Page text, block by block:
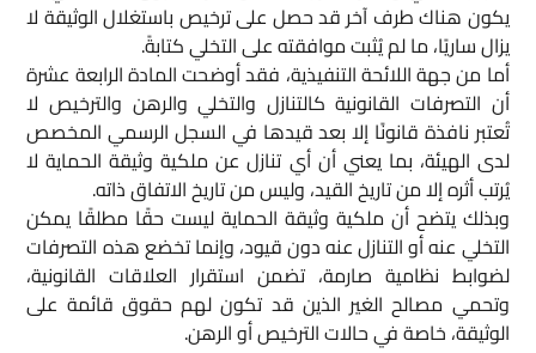
يكون هناك طرف آخر قد حصل على ترخيص باستغلال الوثيقة لا
يزال ساريًا، ما لم يُثبت موافقته على التخلي كتابةً.
أما من جهة اللائحة التنفيذية، فقد أوضحت المادة الرابعة عشرة
أن التصرفات القانونية كالتنازل والتخلي والرهن والترخيص لا
تُعتبر نافذة قانونًا إلا بعد قيدها في السجل الرسمي المخصص
لدى الهيئة، بما يعني أن أي تنازل عن ملكية وثيقة الحماية لا
يُرتب أثره إلا من تاريخ القيد، وليس من تاريخ الاتفاق ذاته.
وبذلك يتضح أن ملكية وثيقة الحماية ليست حقًا مطلقًا يمكن
التخلي عنه أو التنازل عنه دون قيود، وإنما تخضع هذه التصرفات
لضوابط نظامية صارمة، تضمن استقرار العلاقات القانونية،
وتحمي مصالح الغير الذين قد تكون لهم حقوق قائمة على
الوثيقة، خاصة في حالات الترخيص أو الرهن.